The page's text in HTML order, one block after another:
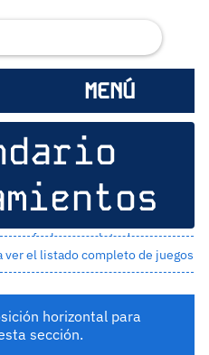
MENÚ
con fecha completa de
el listado completo de juegos
horizontal para
sección.